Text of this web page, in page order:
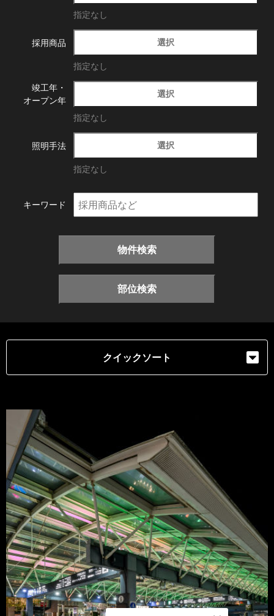
指定なし
採用商品 選択
指定なし
竣工年・
オープン年
選択
指定なし
照明手法 選択
指定なし
キーワード
物件検索
部位検索
クイックソート